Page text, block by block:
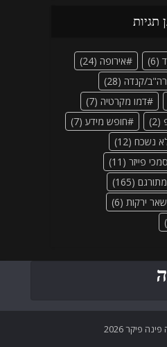
תגיות
(6) אירופה (24)
קנדה (28)
דמו מקרטיה (7)
(2) חופש מידע (7)
נשכח (12)
פייזר (11)
מתורגם (165)
שאר ירקות (6)
פיקר 2026